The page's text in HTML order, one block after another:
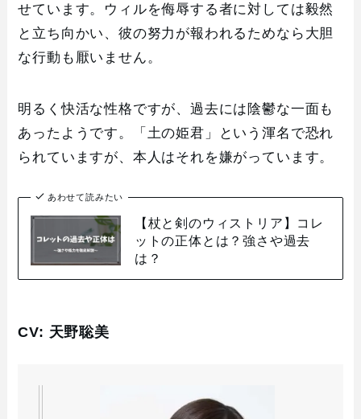
せています。ウィルを侮辱する者に対しては毅然
と立ち向かい、彼の努力が報われるためなら大胆
な行動も厭いません。
明るく快活な性格ですが、過去には陰鬱な一面も
あったようです。「土の姫君」という渾名で恐れ
られていますが、本人はそれを嫌がっています。
あわせて読みたい
【杖と剣のウィストリア】コレ
ットの正体とは？強さや過去
は？
CV: 天野聡美